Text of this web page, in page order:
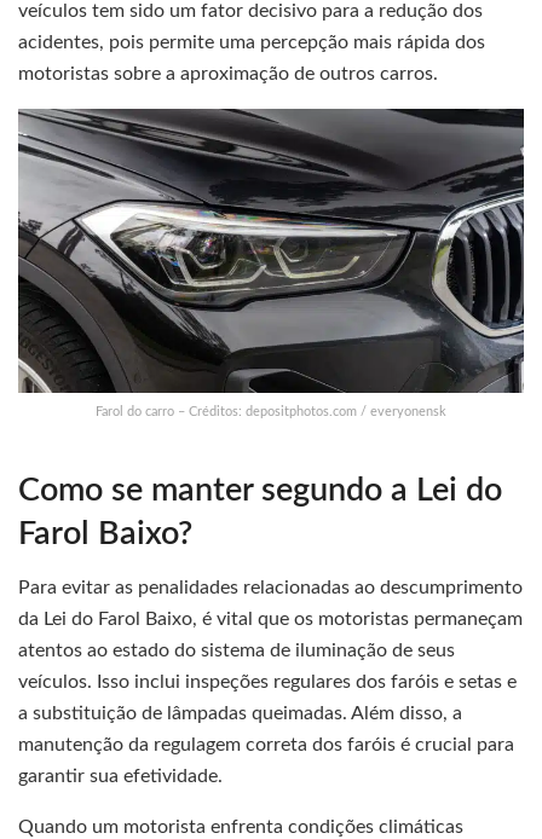
veículos tem sido um fator decisivo para a redução dos
acidentes, pois permite uma percepção mais rápida dos
motoristas sobre a aproximação de outros carros.
Farol do carro – Créditos: depositphotos.com / everyonensk
Como se manter segundo a Lei do
Farol Baixo?
Para evitar as penalidades relacionadas ao descumprimento
da Lei do Farol Baixo, é vital que os motoristas permaneçam
atentos ao estado do sistema de iluminação de seus
veículos. Isso inclui inspeções regulares dos faróis e setas e
a substituição de lâmpadas queimadas. Além disso, a
manutenção da regulagem correta dos faróis é crucial para
garantir sua efetividade.
Quando um motorista enfrenta condições climáticas